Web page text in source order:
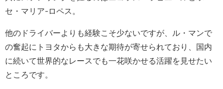
セ・マリア-ロペス。
他のドライバーよりも経験こそ少ないですが、ル・マンで
の奮起にトヨタからも大きな期待が寄せられており、国内
に続いて世界的なレースでも一花咲かせる活躍を見せたい
ところです。